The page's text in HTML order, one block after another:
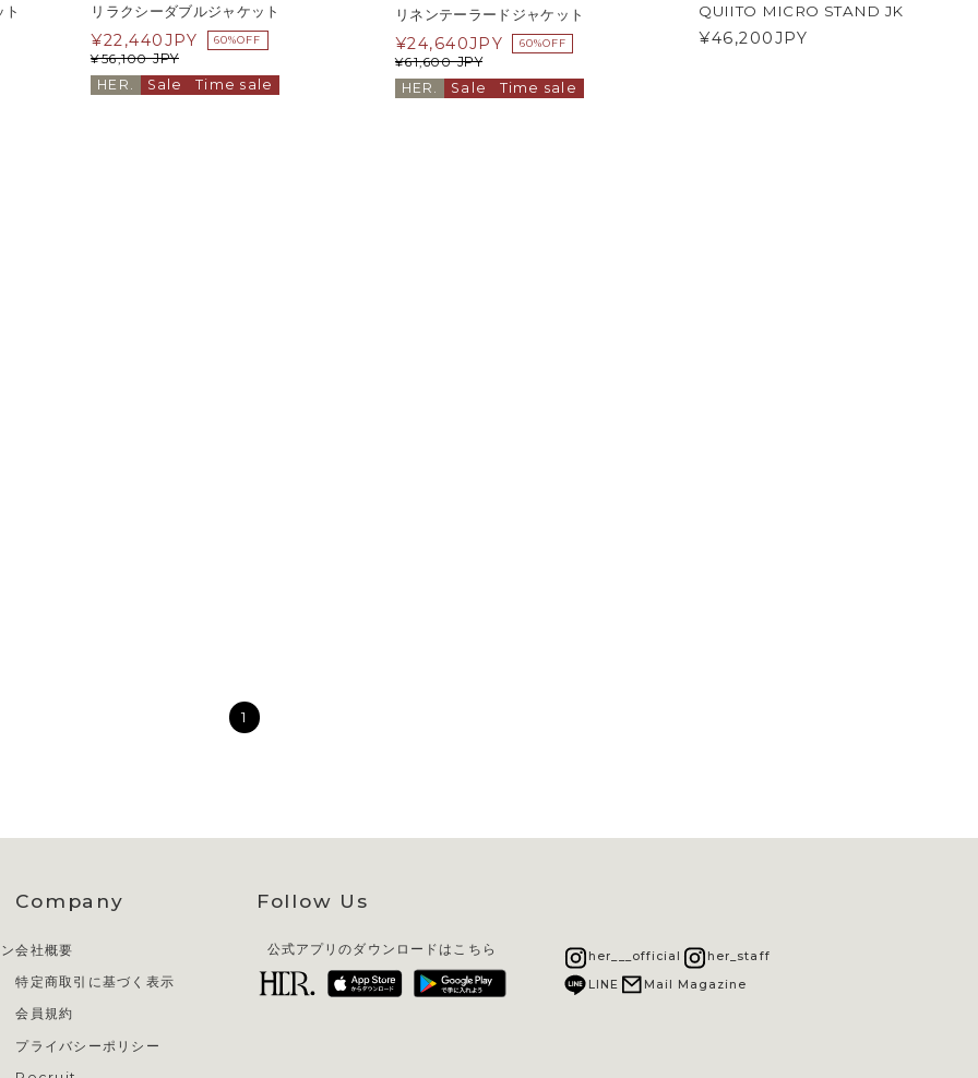
リラクシーダブルジャケット
¥56,100 JPY
¥22,440JPY 60%OFF
HER. Sale Time sale
リネンテーラードジャケット
¥61,600 JPY
¥24,640JPY 60%OFF
HER. Sale Time sale
QUIITO MICRO STAND JK
¥46,200JPY
1
Company
会社概要
特定商取引に基づく表示
会員規約
プライバシーポリシー
Follow Us
公式アプリのダウンロードはこちら
her___official
her_staff
LINE
Mail Magazine